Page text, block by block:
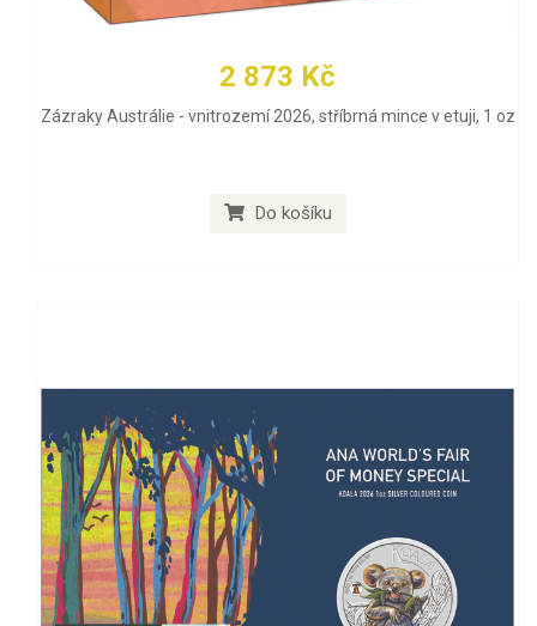
2 873 Kč
Zázraky Austrálie - vnitrozemí 2026, stříbrná mince v etuji, 1 oz
Do košíku